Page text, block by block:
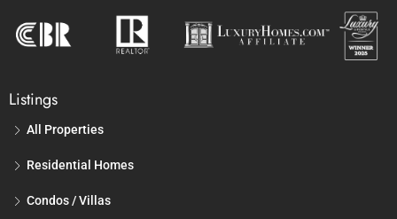
Listings
All Properties
Residential Homes
Condos / Villas